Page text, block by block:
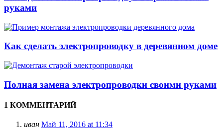
руками
Как сделать электропроводку в деревянном доме
Полная замена электропроводки своими руками
1 КОММЕНТАРИЙ
иван Май 11, 2016 at 11:34